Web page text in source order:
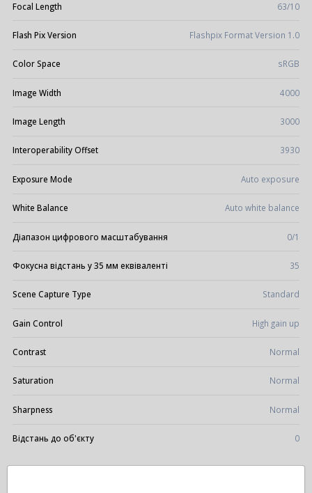
Focal Length 63/10
Flash Pix Version Flashpix Format Version 1.0
Color Space sRGB
Image Width 4000
Image Length 3000
Interoperability Offset 3930
Exposure Mode Auto exposure
White Balance Auto white balance
Діапазон цифрового масштабування 0/1
Фокусна відстань у 35 мм еквіваленті 35
Scene Capture Type Standard
Gain Control High gain up
Contrast Normal
Saturation Normal
Sharpness Normal
Відстань до об'єкту 0